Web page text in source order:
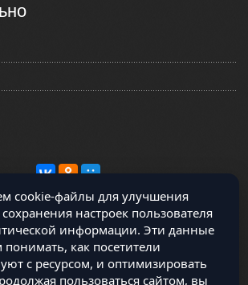
Комплект-А - радиодетали и электронные
cookie-файлы для улучшения
настроек пользователя
информации. Эти данные
как посетители
с ресурсом, и оптимизировать
пользоваться сайтом, вы